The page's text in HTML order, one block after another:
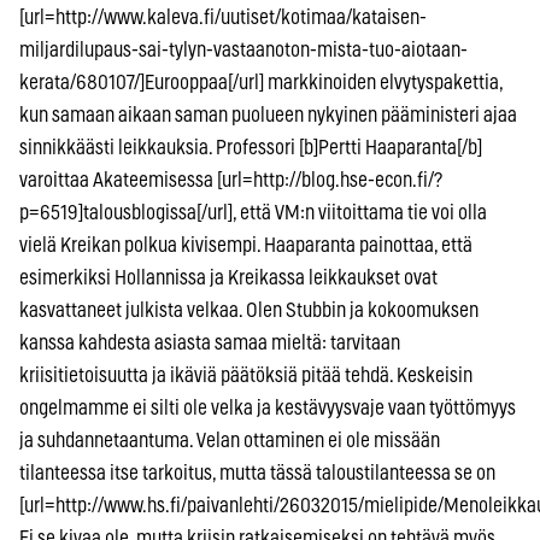
[url=http://www.kaleva.fi/uutiset/kotimaa/kataisen-
miljardilupaus-sai-tylyn-vastaanoton-mista-tuo-aiotaan-
kerata/680107/]Eurooppaa[/url] markkinoiden elvytyspakettia,
kun samaan aikaan saman puolueen nykyinen pääministeri ajaa
sinnikkäästi leikkauksia. Professori [b]Pertti Haaparanta[/b]
varoittaa Akateemisessa [url=http://blog.hse-econ.fi/?
p=6519]talousblogissa[/url], että VM:n viitoittama tie voi olla
vielä Kreikan polkua kivisempi. Haaparanta painottaa, että
esimerkiksi Hollannissa ja Kreikassa leikkaukset ovat
kasvattaneet julkista velkaa. Olen Stubbin ja kokoomuksen
kanssa kahdesta asiasta samaa mieltä: tarvitaan
kriisitietoisuutta ja ikäviä päätöksiä pitää tehdä. Keskeisin
ongelmamme ei silti ole velka ja kestävyysvaje vaan työttömyys
ja suhdannetaantuma. Velan ottaminen ei ole missään
tilanteessa itse tarkoitus, mutta tässä taloustilanteessa se on
[url=http://www.hs.fi/paivanlehti/26032015/mielipide/